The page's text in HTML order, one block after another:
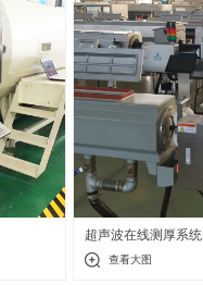
超声波在线测厚系统
查看大图